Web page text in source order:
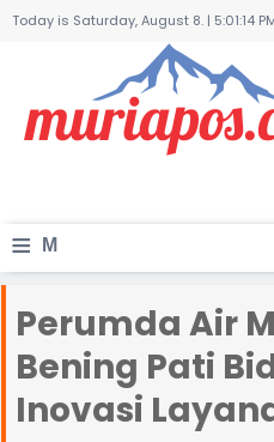
Today is Saturday, August 8. | 5:01:14
≡ M
n
u
Perumda Air
Bening Pati
Inovasi